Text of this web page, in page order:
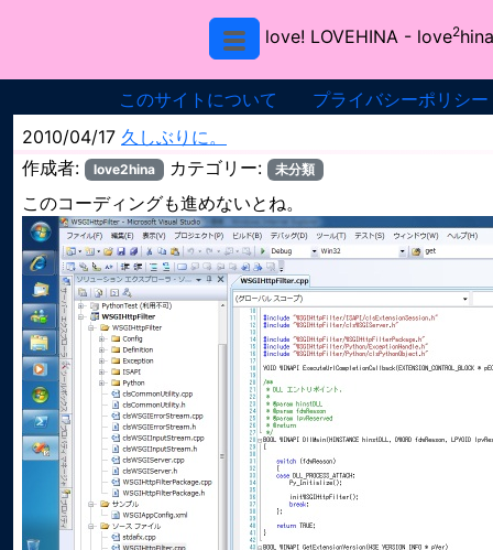
love! LOVEHINA - love2
このサイトについて
プライバシーポリシー
2010/04/17 久しぶりに。
作成者:
love2hina カテゴリー: 未分類
このコーディングも進めないとね。